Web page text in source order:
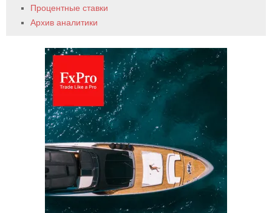
Процентные ставки
Архив аналитики